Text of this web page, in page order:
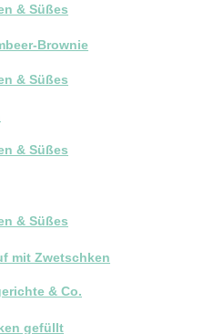
& Süßes
Brownie
& Süßes
& Süßes
& Süßes
mit Zwetschken
& Co.
gefüllt